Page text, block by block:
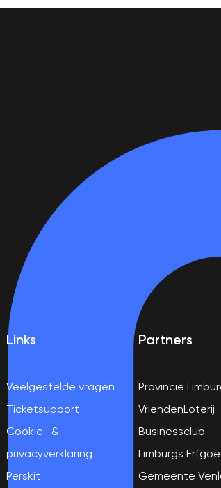
Links
Veelgestelde vragen
Ticketsupport
Cookie- &
privacyverklaring
Perskit
Partners
Provincie
VriendenLoterij
Businessclub
Limburgs
Gemeente